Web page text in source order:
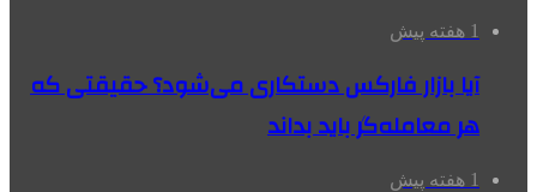
1 هفته پیش
آیا بازار فارکس دستکاری می‌شود؟ حقیقتی که
هر معامله‌گر باید بداند
1 هفته پیش